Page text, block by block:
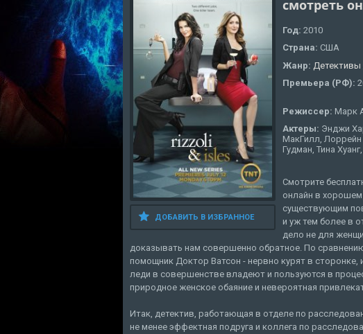
ДОБАВИТЬ В ИЗБРАННОЕ
смотреть
Год: 2010
Страна: США
Жанр: Детективы
Премьера (РФ):
Режиссер: Марк
Актеры: Энджи
МакГилл, Лоррейн
Гудман, Тина
Смотрите
онлайн в хорошем
существующим
и уж тем более в
дело не для
доказывать нам совершенно обратное. По
помощник Доктор Ватсон - нервно курят в сторонке,
леди в совершенстве владеют и пользуются в
природное женское обаяние и невероятная
Итак, детектив, работающая в отделе по
не менее эффектная подруга и коллега по